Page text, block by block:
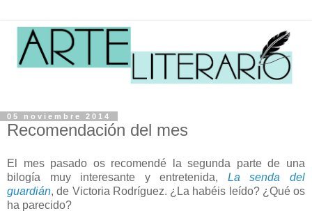
05 noviembre 2014
Recomendación del mes
El mes pasado os recomendé la segunda parte de una
bilogía muy interesante y entretenida, La senda del
guardián, de Victoria Rodríguez. ¿La habéis leído? ¿Qué os
ha parecido?